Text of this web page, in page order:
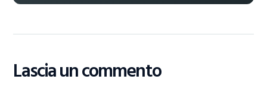
Lascia un commento